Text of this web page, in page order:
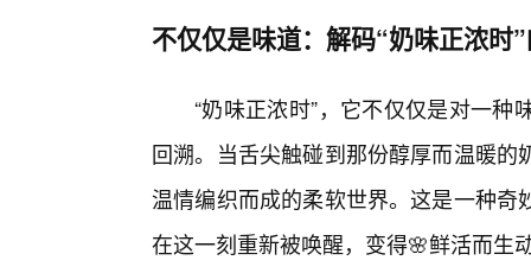
不仅仅是味道：解码“奶味正浓时
“奶味正浓时”，它不仅仅是对一
回溯。当舌尖触碰到那份醇厚而温暖
温情编织而成的柔软世界。这是一种
在这一刻重新被唤醒，变得🌸鲜活而生